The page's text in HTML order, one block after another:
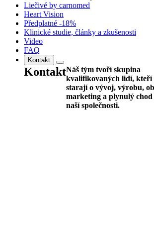
Liečivé by carnomed
Heart Vision
Předplatné -18%
Klinické studie, články a zkušenosti
Video
FAQ
Kontakt
KontaktNáš tým tvoří skupina
kvalifikovaných lidí, kteří
starají o vývoj, výrobu,
marketing a plynulý chod
naší společnosti.